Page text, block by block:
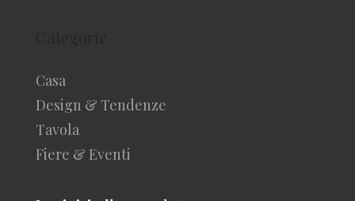
Casa
Design & Tendenze
Tavola
Fiere & Eventi